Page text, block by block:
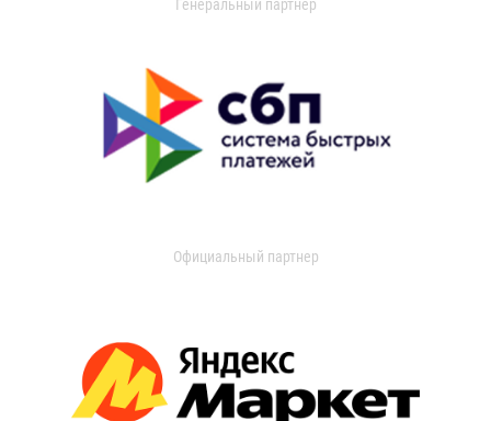
Генеральный партнер
Официальный партнер